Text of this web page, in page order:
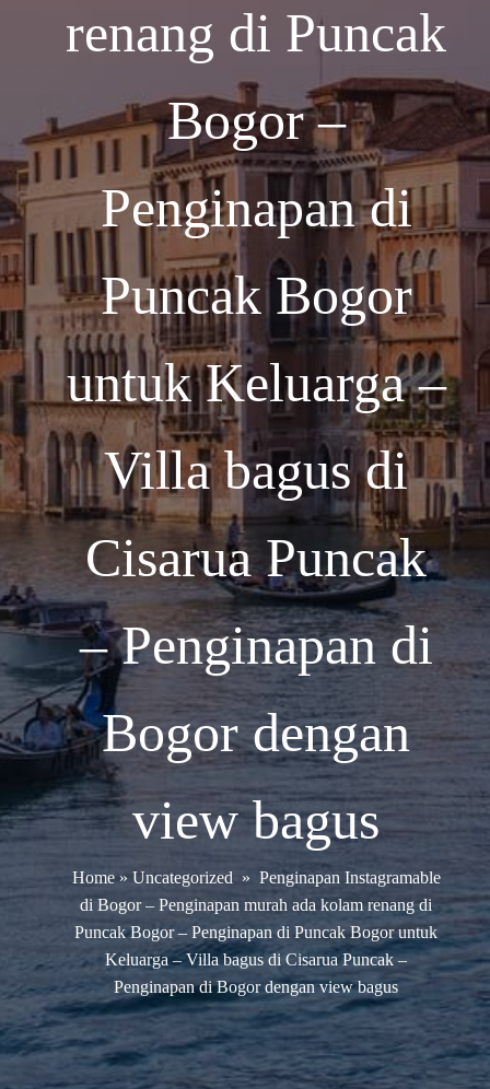
renang di Puncak
Bogor –
Penginapan di
Puncak Bogor
untuk Keluarga –
Villa bagus di
Cisarua Puncak
– Penginapan di
Bogor dengan
view bagus
Home» Uncategorized » Penginapan Instagramable
di Bogor – Penginapan murah ada kolam renang di
Puncak Bogor – Penginapan di Puncak Bogor untuk
Keluarga – Villa bagus di Cisarua Puncak –
Penginapan di Bogor dengan view bagus